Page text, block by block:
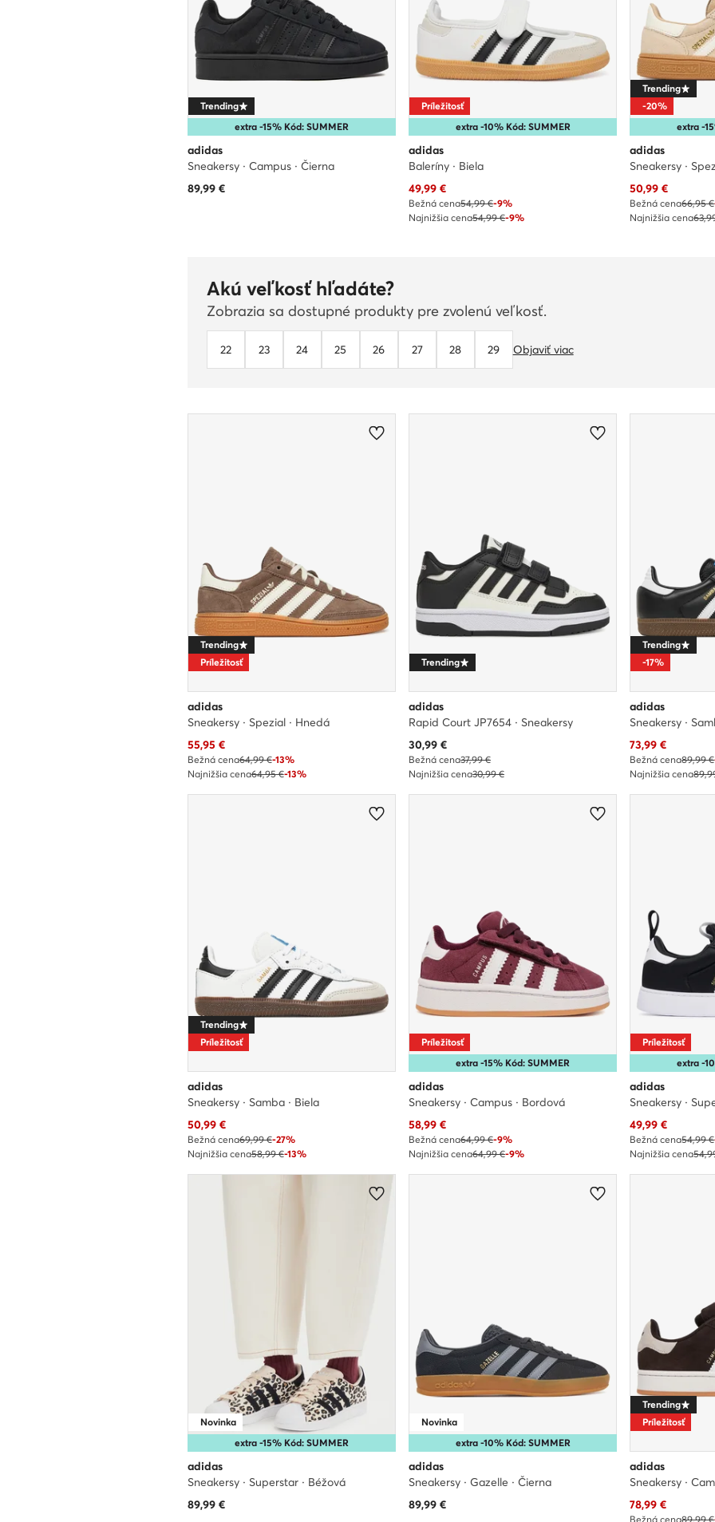
extra -15% Kód: SUMMER
Trending
adidas
Sneakersy · Campus · Čierna
89,99€
extra -10% Kód: SUMMER
Príležitosť
adidas
Baleríny · Biela
Aktuálna cena
49,99€
Bežná cena54,99 €-9%
Najnižšia cena54,99 €-9%
extra -
Trending
-20%
adidas
Sneakersy ·
Aktuálna cena
50,99 €
Bežná cena66,95 €
Najnižšia cena
Akú veľkosť hľadáte?
Zobrazia sa dostupné produkty pre zvolenú veľkosť.
22 23 24 25 26 27 28 29 Objaviť viac
Trending
Príležitosť
adidas
Sneakersy · Spezial · Hnedá
Aktuálna cena
55,95 €
Bežná cena64,99 €-13%
Najnižšia cena64,95 €-13%
Trending
adidas
Rapid Court JP7654 · Sneakersy
Aktuálna cena
30,99€
Bežná cena37,99 €
Najnižšia cena30,99 €
Trending
-17%
adidas
Sneakersy ·
Aktuálna cena
73,99 €
Bežná cena89,99 €
Najnižšia cena
Trending
Príležitosť
adidas
Sneakersy · Samba · Biela
Aktuálna cena
50,99€
Bežná cena69,99 €-27%
Najnižšia cena58,99 €-13%
extra -15% Kód: SUMMER
Príležitosť
adidas
Sneakersy · Campus · Bordová
Aktuálna cena
58,99€
Bežná cena64,99 €-9%
Najnižšia cena64,99 €-9%
extra -
Príležitosť
adidas
Sneakersy ·
Aktuálna cena
49,99 €
Bežná cena54,99 €
Najnižšia cena
extra -15% Kód: SUMMER
Novinka
adidas
Sneakersy · Superstar · Béžová
89,99€
extra -10% Kód: SUMMER
Novinka
adidas
Sneakersy · Gazelle · Čierna
89,99€
Trending
Príležitosť
adidas
Sneakersy ·
Aktuálna cena
78,99 €
Bežná cena89,99 €